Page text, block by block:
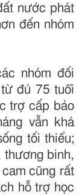
nước phát
đến nhóm
nhóm đối
đủ 75 tuổi
trợ cấp bảo
vẫn khá
tối thiểu;
thương binh,
cũng rất
hỗ trợ học